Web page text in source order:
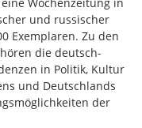
und russischer
Exemplaren. Zu den
die deutsch-
in Politik, Kultur
und Deutschlands
der